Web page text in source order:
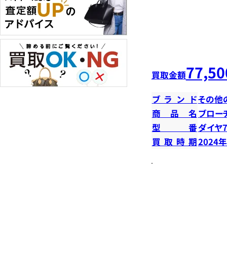
買取金額
ブランドその他
商品名 ブロー
型番ダイヤ
買取時期2024